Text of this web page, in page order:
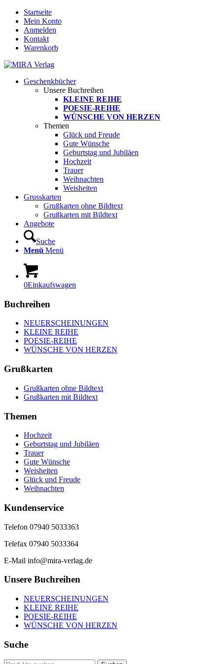
Startseite
Mein Konto
Anmelden
Kontakt
Warenkorb
Geschenkbücher
Unsere Buchreihen
KLEINE REIHE
POESIE-REIHE
WÜNSCHE VON HERZEN
Themen
Glück und Freude
Gute Wünsche
Geburtstag und Jubiläen
Hochzeit
Trauer
Weihnachten
Weisheiten
Grusskarten
Grußkarten ohne Bildtext
Grußkarten mit Bildtext
Angebote
Suche
Menü Menü
0Einkaufswagen
Buchreihen
NEUERSCHEINUNGEN
KLEINE REIHE
POESIE-REIHE
WÜNSCHE VON HERZEN
Grußkarten
Grußkarten ohne Bildtext
Grußkarten mit Bildtext
Themen
Hochzeit
Geburtstag und Jubiläen
Trauer
Gute Wünsche
Weisheiten
Glück und Freude
Weihnachten
Kundenservice
Telefon 07940 5033363
Telefax 07940 5033364
E-Mail info@mira-verlag.de
Unsere Buchreihen
NEUERSCHEINUNGEN
KLEINE REIHE
POESIE-REIHE
WÜNSCHE VON HERZEN
Suche